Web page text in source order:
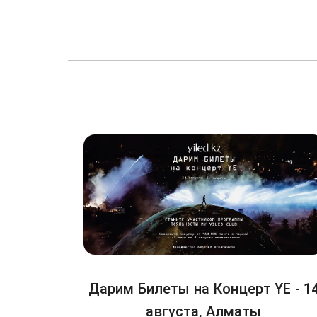
Дарим Билеты на Концерт YE -
августа, Алматы